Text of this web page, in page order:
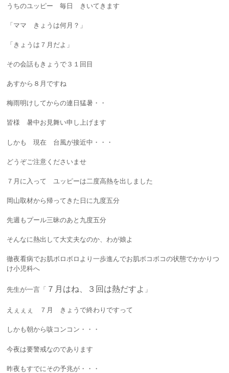
うちのユッピー 毎日 きいてきます
「ママ きょうは何月？」
「きょうは７月だよ」
その会話もきょうで３１回目
あすから８月ですね
梅雨明けしてからの連日猛暑・・
皆様 暑中お見舞い申し上げます
しかも 現在 台風が接近中・・・
どうぞご注意くださいませ
７月に入って ユッピーは二度高熱を出しました
岡山取材から帰ってきた日に九度五分
先週もプール三昧のあと九度五分
そんなに熱出して大丈夫なのか、わが娘よ
徹夜看病でお肌ボロボロより一歩進んでお肌ボコボコの状態でかかりつ
け小児科へ
先生が一言「 ７月はね、３回は熱だすよ 」
えぇぇぇ ７月 きょうで終わりですって
しかも朝から咳コンコン・・・
今夜は要警戒なのであります
昨夜もすでにその予兆が・・・